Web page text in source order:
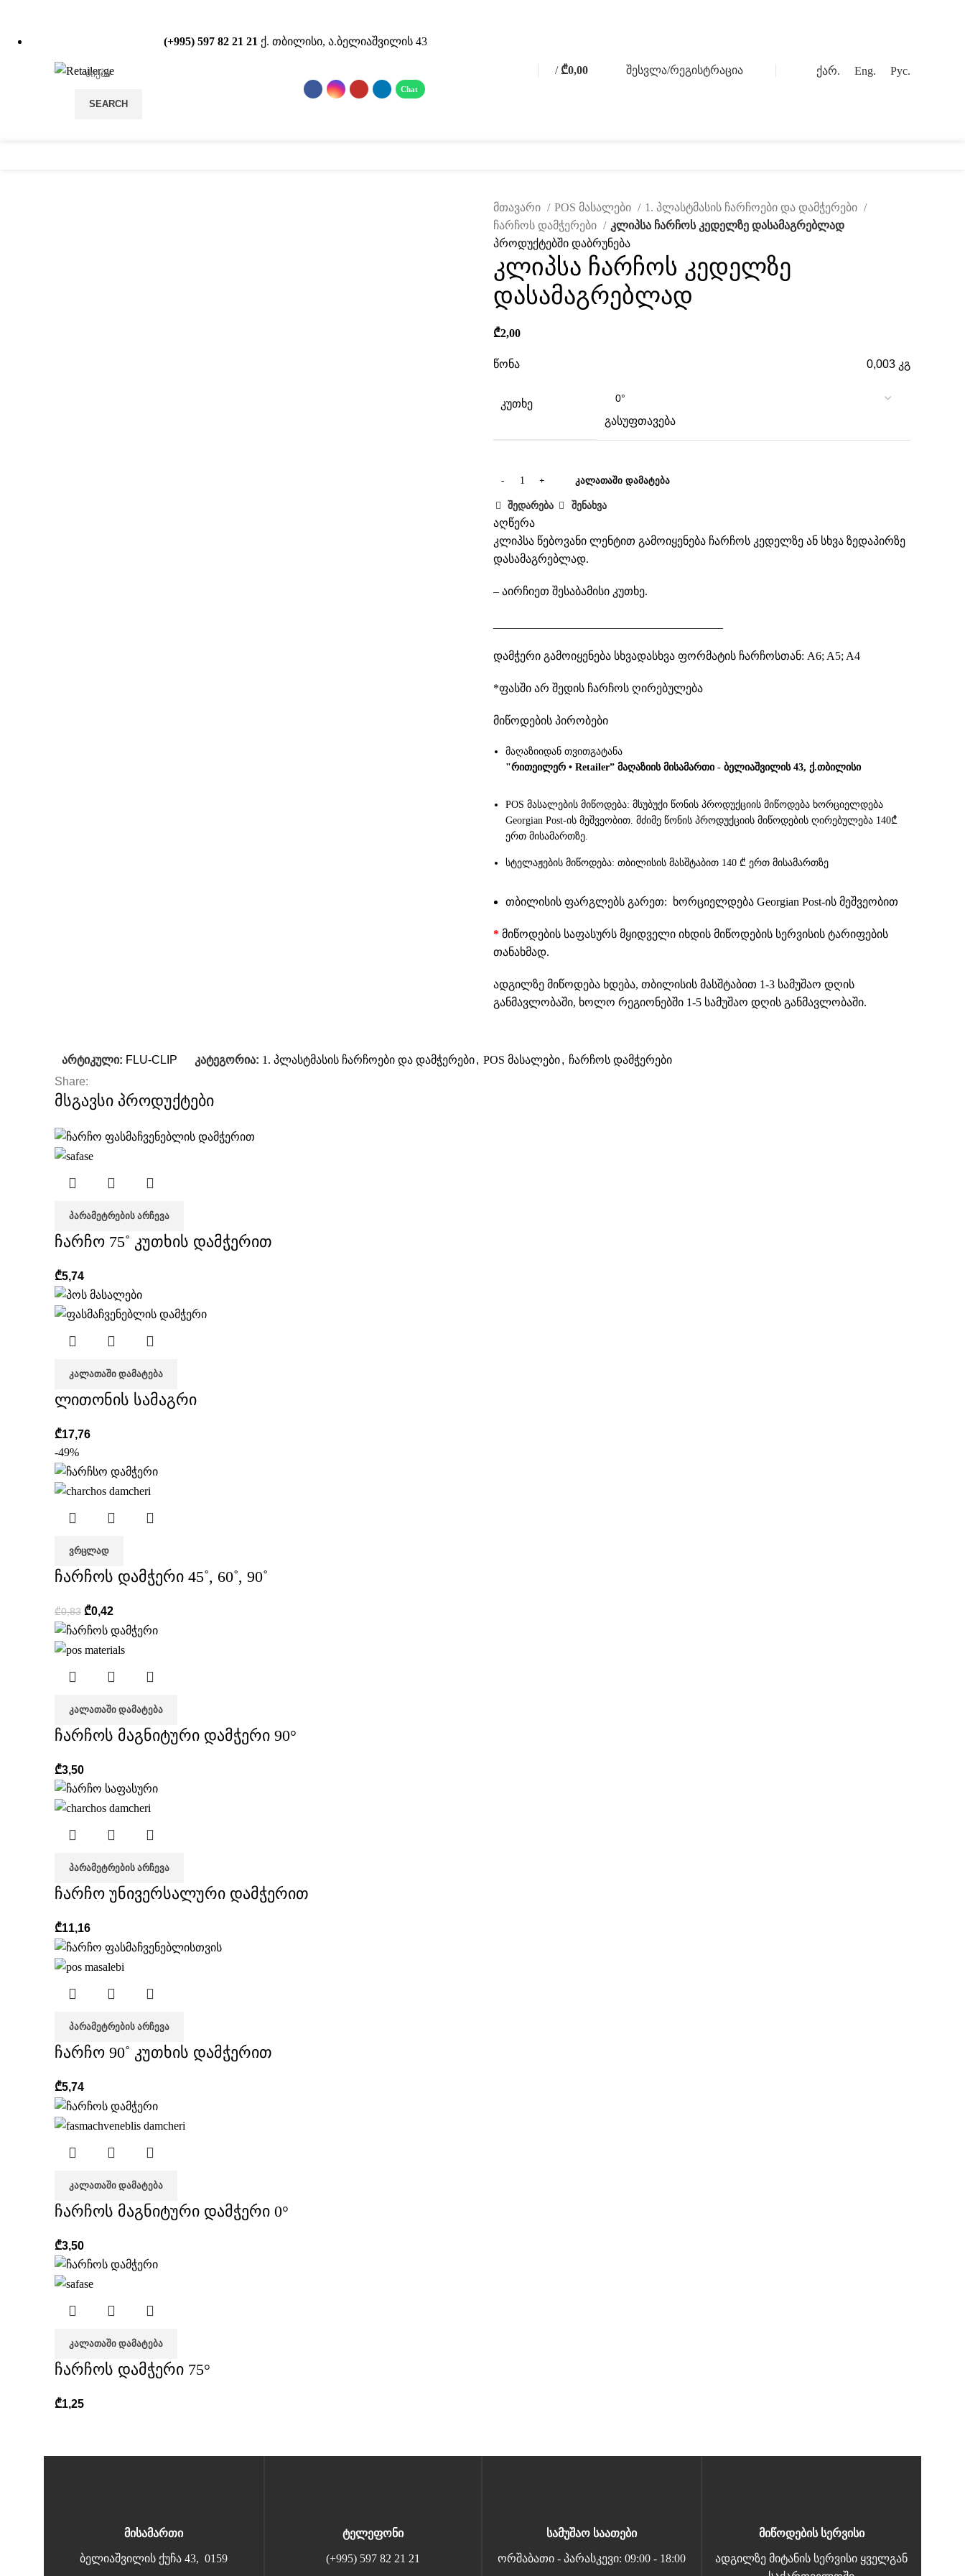
(+995) 597 82 21 21 ქ. თბილისი, ა.ბელიაშვილის 43
SEARCH
/ ₾0,00 შესვლა/რეგისტრაცია ქარ. Eng. Рус.
მთავარი POS მასალები
1. პლასტმასის ჩარჩოები და დამჭერები
ჩარჩოს დამჭერები
კლიპსა ჩარჩოს კედელზე დასამაგრებლად
პროდუქტებში დაბრუნება
კლიპსა ჩარჩოს კედელზე
დასამაგრებლად
₾2,00
წონა 0,003 კგ
კუთხე
გასუფთავება
ᲙᲐᲚᲐᲗᲐᲨᲘ ᲓᲐᲛᲐᲢᲔᲑᲐ
შედარება შენახვა
აღწერა
კლიპსა წებოვანი ლენტით გამოიყენება ჩარჩოს კედელზე ან სხვა ზედაპირზე
დასამაგრებლად.
– აირჩიეთ შესაბამისი კუთხე.
დამჭერი გამოიყენება სხვადასხვა ფორმატის ჩარჩოსთან: A6; A5; A4
*ფასში არ შედის ჩარჩოს ღირებულება
მიწოდების პირობები
მაღაზიიდან თვითგატანა
"რითეილერ • Retailer” მაღაზიის მისამართი - ბელიაშვილის 43, ქ.თბილისი
POS მასალების მიწოდება: მსუბუქი წონის პროდუქციის მიწოდება ხორციელდება
Georgian Post-ის მეშვეობით. მძიმე წონის პროდუქციის მიწოდების ღირებულება 140₾
ერთ მისამართზე.
სტელაჟების მიწოდება: თბილისის მასშტაბით 140 ₾ ერთ მისამართზე
თბილისის ფარგლებს გარეთ: ხორციელდება Georgian Post-ის მეშვეობით
* მიწოდების საფასურს მყიდველი იხდის მიწოდების სერვისის ტარიფების
თანახმად.
ადგილზე მიწოდება ხდება, თბილისის მასშტაბით 1-3 სამუშაო დღის
განმავლობაში, ხოლო რეგიონებში 1-5 სამუშაო დღის განმავლობაში.
არტიკული: FLU-CLIP კატეგორია: 1. პლასტმასის ჩარჩოები და დამჭერები, POS მასალები, ჩარჩოს დამჭერები
Share:
მსგავსი პროდუქტები
ᲞᲐᲠᲐᲛᲔᲢᲠᲔᲑᲘᲡ ᲐᲠᲩᲔᲕᲐ
ჩარჩო 75˚ კუთხის დამჭერით
₾5,74
ᲙᲐᲚᲐᲗᲐᲨᲘ ᲓᲐᲛᲐᲢᲔᲑᲐ
ლითონის სამაგრი
₾17,76
-49%
ᲕᲠᲪᲚᲐᲓ
ჩარჩოს დამჭერი 45˚, 60˚, 90˚
₾0,83 ₾0,42
ᲙᲐᲚᲐᲗᲐᲨᲘ ᲓᲐᲛᲐᲢᲔᲑᲐ
ჩარჩოს მაგნიტური დამჭერი 90°
₾3,50
ᲞᲐᲠᲐᲛᲔᲢᲠᲔᲑᲘᲡ ᲐᲠᲩᲔᲕᲐ
ჩარჩო უნივერსალური დამჭერით
₾11,16
ᲞᲐᲠᲐᲛᲔᲢᲠᲔᲑᲘᲡ ᲐᲠᲩᲔᲕᲐ
ჩარჩო 90˚ კუთხის დამჭერით
₾5,74
ᲙᲐᲚᲐᲗᲐᲨᲘ ᲓᲐᲛᲐᲢᲔᲑᲐ
ჩარჩოს მაგნიტური დამჭერი 0°
₾3,50
ᲙᲐᲚᲐᲗᲐᲨᲘ ᲓᲐᲛᲐᲢᲔᲑᲐ
ჩარჩოს დამჭერი 75°
₾1,25
მისამართი
ბელიაშვილის ქუჩა 43, 0159
ტელეფონი
(+995) 597 82 21 21
სამუშაო საათები
ორშაბათი - პარასკევი: 09:00 - 18:00
მიწოდების სერვისი
ადგილზე მიტანის სერვისი ყველგან